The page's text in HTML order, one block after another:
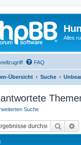
Alles
FAQ
Übersicht Suche
Suche
Suche